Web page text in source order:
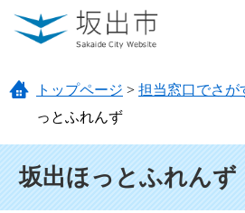
ページの先頭です。
メニューを飛ばして本文へ
トップページ > 担当窓口でさが
っとふれんず
坂出ほっとふれんず